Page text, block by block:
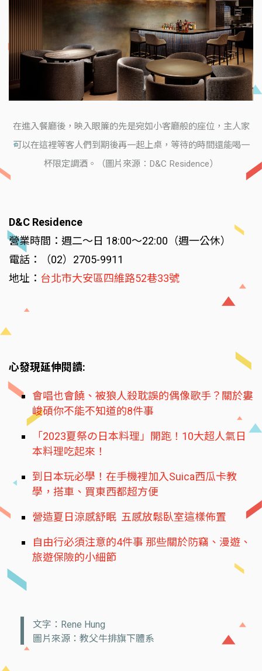
在進入餐廳後，映入眼簾的先是宛如小客廳般的座位，主人家
可以在這裡等客人們到期後再一起上桌，等待的時間還能喝一
杯限定調酒。（圖片來源：D&C Residence）
D&C Residence
營業時間：週二～日 18:00～22:00（週一公休）
電話：（02）2705-9911
地址： 台北市大安區四維路52巷33號
心發現延伸閱讀:
會唱也會饒、被狼人殺耽誤的偶像歌手？關於婁
峻碩你不能不知道的8件事
「2023夏祭の日本料理」開跑！10大超人氣日
本料理吃起來！
到日本玩必學！在手機裡加入Suica西瓜卡教
學，搭車、買東西都超方便
營造夏日涼感舒眠 五感放鬆臥室這樣佈置
自由行必須注意的4件事 那些關於防竊、漫遊、
旅遊保險的小細節
文字：Rene Hung
圖片來源：教父牛排旗下體系